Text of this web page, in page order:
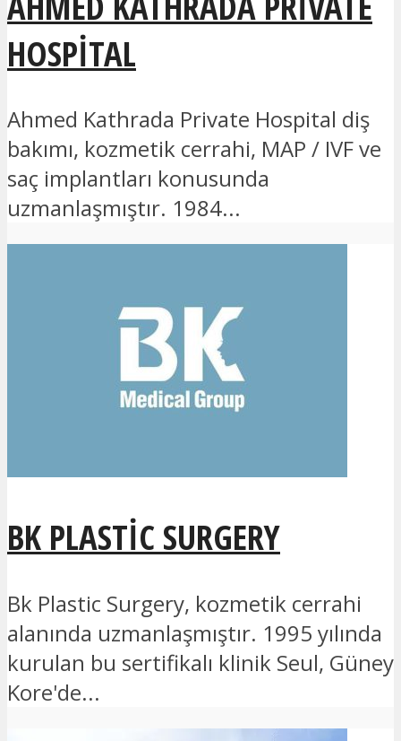
HOSPITAL
Ahmed Kathrada Private Hospital diş
bakımı, kozmetik cerrahi, MAP / IVF ve
saç implantları konusunda
uzmanlaşmıştır. 1984...
BK PLASTIC SURGERY
Bk Plastic Surgery, kozmetik cerrahi
alanında uzmanlaşmıştır. 1995 yılında
kurulan bu sertifikalı klinik Seul, Güney
Kore'de...